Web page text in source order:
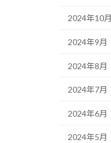
2024年10月
2024年9月
2024年8月
2024年7月
2024年6月
2024年5月